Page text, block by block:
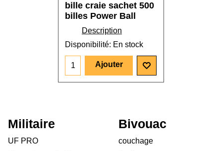
bille craie sachet 500
billes Power Ball
Description
Disponibilité: En stock
Ajouter
Militaire
UF PRO
Bivouac
couchage